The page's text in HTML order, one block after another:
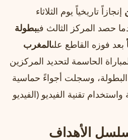
إنجازاً تاريخياً يوم الثلاثاء
بطولة
بعد فوزه القاطع علىالمغرب
الحاسمة لتحديد المركزين
وسجلت أجواءً حماسية
تقنية الفيديو (الفيديو
الأهداف